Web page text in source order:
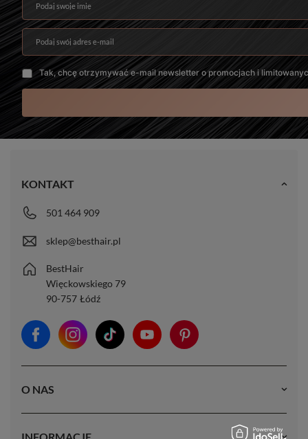
Podaj swoje imię
Podaj swój adres e-mail
Tak, chcę otrzymywać e-mail newsletter o promocjach i
O NAS
INFORMACJE
KONTAKT
501 464 909
sklep@besthair.pl
BestHair
Więckowskiego 79
90-757 Łódź